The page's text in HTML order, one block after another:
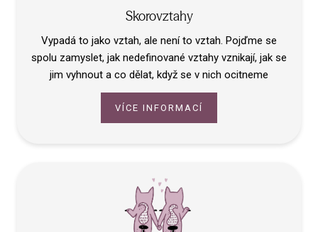
Skorovztahy
Vypadá to jako vztah, ale není to vztah. Pojďme se
spolu zamyslet, jak nedefinované vztahy vznikají, jak se
jim vyhnout a co dělat, když se v nich ocitneme
VÍCE INFORMACÍ